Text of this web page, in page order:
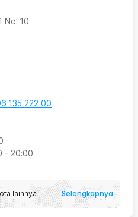
No. 10
135 222 00
- 20:00
lainnya Selengkapnya